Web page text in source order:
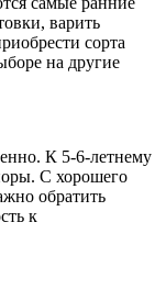
варить
сорта
на другие
К 5-6-летнему
С хорошего
обратить
к